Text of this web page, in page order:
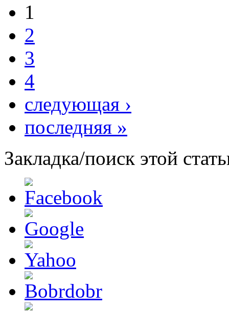
1
2
3
4
следующая ›
последняя »
Закладка/поиск этой